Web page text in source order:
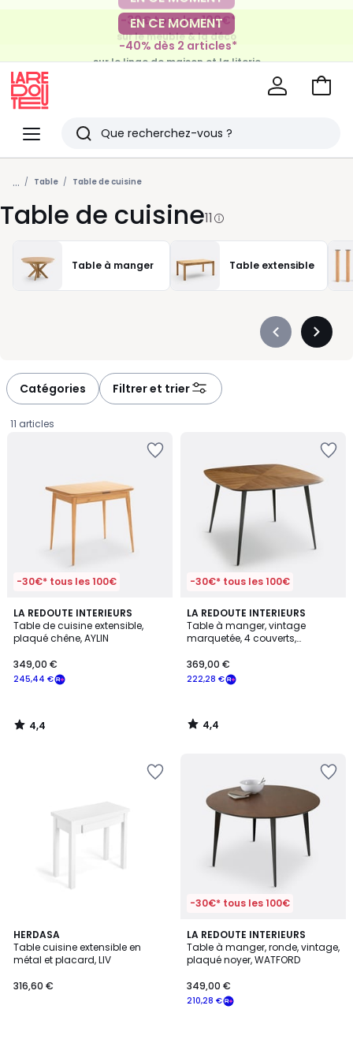
-30€ tous les 100€*
sur le meuble & la déco
EN CE MOMENT
-40% dès 2 articles*
sur le linge de maison et la literie
Menu
Redoute
Rechercher
Derniers
articles
vus
Voir
... Table Table de cuisine
Table de cuisine11
Table à manger Table extensible
Précédent
Catégories Filtrer et trier
11 articles
-30€* tous les 100€
LA REDOUTE INTERIEURS
Table de cuisine extensible,
plaqué chêne, AYLIN
€
souscrivez
notre
programme
245,44 €
349,00 €
4,4
/ 5
4,4
/
-30€* tous les 100€
LA REDOUTE INTERIEURS
Table à manger, vintage
marquetée, 4 couverts,
222,28 €
369,00 €
4,4
/ 5
4,4
/
HERDASA
Table cuisine extensible en
métal et placard, LIV
316,60 €
5
Couleurs
-30€* tous les 100€
LA REDOUTE INTERIEURS
Table à manger, ronde, vintage,
plaqué noyer, WATFORD
210,28 €
349,00 €
4,2
/ 5